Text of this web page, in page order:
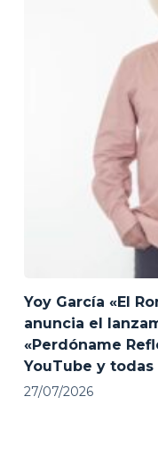
Yoy García «El
anuncia el
«Perdóname
YouTube y
27/07/2026